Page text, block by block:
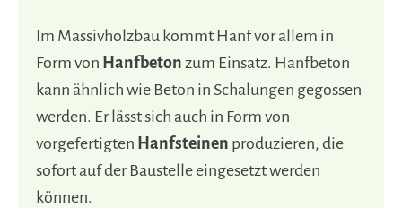
Im Massivholzbau kommt Hanf vor allem in
Form von Hanfbeton zum Einsatz. Hanfbeton
kann ähnlich wie Beton in Schalungen gegossen
werden. Er lässt sich auch in Form von
vorgefertigten Hanfsteinen produzieren, die
sofort auf der Baustelle eingesetzt werden
können.